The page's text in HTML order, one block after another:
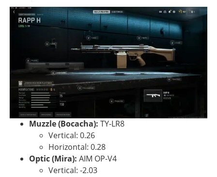
Muzzle (Bocacha): TY-LR8
Vertical: 0.26
Horizontal: 0.28
Optic (Mira): AIM OP-V4
Vertical: -2.03